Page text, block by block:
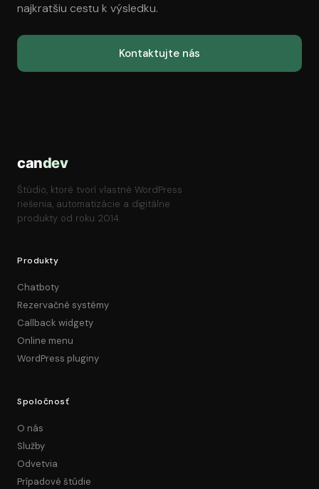
najkratšiu cestu k výsledku.
Kontaktujte nás
candev
Štúdio, ktoré tvorí vlastné WordPress
riešenia, automatizácie a digitálne
produkty od roku 2014.
Produkty
Chatboty
Rezervačné systémy
Callback widgety
Online menu
WordPress pluginy
Spoločnosť
O nás
Služby
Odvetvia
Prípadové štúdie